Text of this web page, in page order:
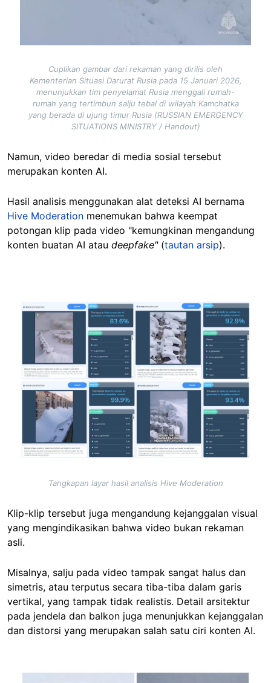
Cuplikan gambar dari rekaman yang dirilis oleh
Kementerian Situasi Darurat Rusia pada 15 Januari 2026,
menunjukkan tim penyelamat Rusia menggali rumah-
rumah yang tertimbun salju tebal di wilayah Kamchatka
yang berada di ujung timur Rusia (RUSSIAN EMERGENCY
SITUATIONS MINISTRY / Handout)
Namun, video beredar di media sosial tersebut
merupakan konten AI.
Hasil analisis menggunakan alat deteksi AI bernama
Hive Moderation menemukan bahwa keempat
potongan klip pada video "kemungkinan mengandung
konten buatan AI atau deepfake" (tautan arsip).
Image
Tangkapan layar hasil analisis Hive Moderation
Klip-klip tersebut juga mengandung kejanggalan visual
yang mengindikasikan bahwa video bukan rekaman
asli.
Misalnya, salju pada video tampak sangat halus dan
simetris, atau terputus secara tiba-tiba dalam garis
vertikal, yang tampak tidak realistis. Detail arsitektur
pada jendela dan balkon juga menunjukkan kejanggalan
dan distorsi yang merupakan salah satu ciri konten AI.